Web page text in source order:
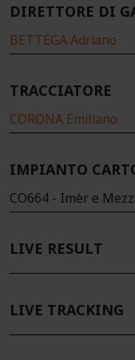
DIRETTORE DI
BETTEGA Adriano
TRACCIATORE
CORONA Emiliano
IMPIANTO
CO664 - Imèr e
LIVE RESULT
LIVE TRACKING